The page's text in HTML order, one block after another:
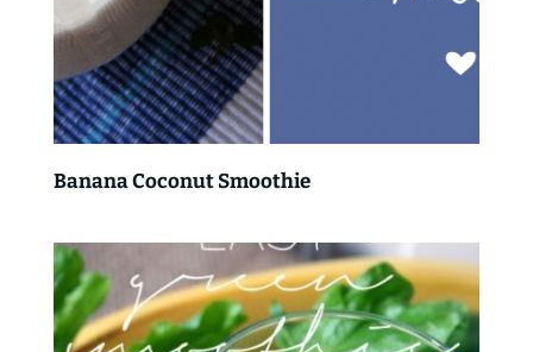
Banana Coconut Smoothie